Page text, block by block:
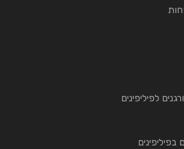
לפיליפינים
בפיליפינים